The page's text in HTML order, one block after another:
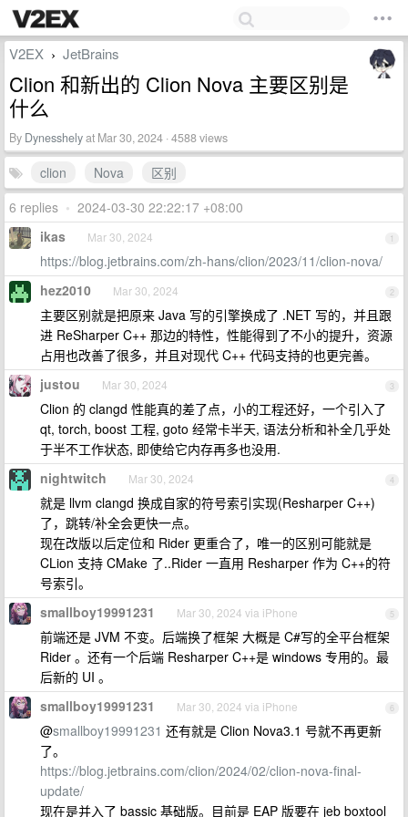
V2EX › JetBrains
Clion 和新出的 Clion Nova 主要区别是
什么
By Dynesshelyat Mar 30, 2024 · 4588 views
clion Nova
区别
6 replies • 2024-03-30 22:22:17 +08:00
1
ikas Mar 30, 2024
https://blog.jetbrains.com/zh-hans/clion/2023/11/clion-nova/
2
hez2010 Mar 30, 2024
主要区别就是把原来 Java 写的引擎换成了 .NET 写的，并且跟
进 ReSharper C++ 那边的特性，性能得到了不小的提升，资源
占用也改善了很多，并且对现代 C++ 代码支持的也更完善。
3
justou Mar 30, 2024
Clion 的 clangd 性能真的差了点，小的工程还好，一个引入了
qt, torch, boost 工程, goto 经常卡半天, 语法分析和补全几乎处
于半不工作状态, 即使给它内存再多也没用.
4
nightwitch Mar 30, 2024
就是 llvm clangd 换成自家的符号索引实现(Resharper C++)
了，跳转/补全会更快一点。
现在改版以后定位和 Rider 更重合了，唯一的区别可能就是
CLion 支持 CMake 了..Rider 一直用 Resharper 作为 C++的符
号索引。
5
smallboy19991231 Mar 30, 2024 via iPhone
前端还是 JVM 不变。后端换了框架 大概是 C#写的全平台框架
Rider 。还有一个后端 Resharper C++是 windows 专用的。最
后新的 UI 。
6
smallboy19991231 Mar 30, 2024 via iPhone
@smallboy19991231 还有就是 Clion Nova3.1 号就不再更新
了。
https://blog.jetbrains.com/clion/2024/02/clion-nova-final-
update/
现在是并入了 bassic 基础版。目前是 EAP 版要在 jeb boxtool